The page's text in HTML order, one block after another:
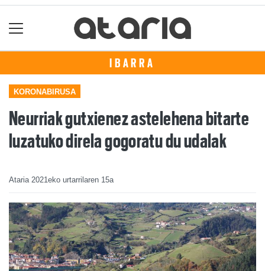
IBARRA
KORONABIRUSA
Neurriak gutxienez astelehena bitarte
luzatuko direla gogoratu du udalak
Ataria 2021eko urtarrilaren 15a